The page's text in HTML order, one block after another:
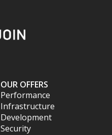
OUR OFFERS
Performance
Infrastructure
Development
Security